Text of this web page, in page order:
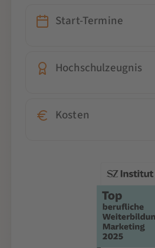
Start-Termine
Hochschulzeugnis
Kosten